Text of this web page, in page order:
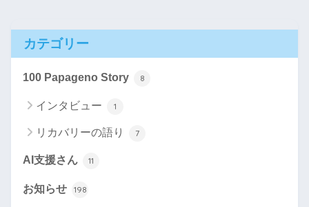
カテゴリー
100 Papageno Story 8
インタビュー 1
リカバリーの語り 7
AI支援さん 11
お知らせ 198